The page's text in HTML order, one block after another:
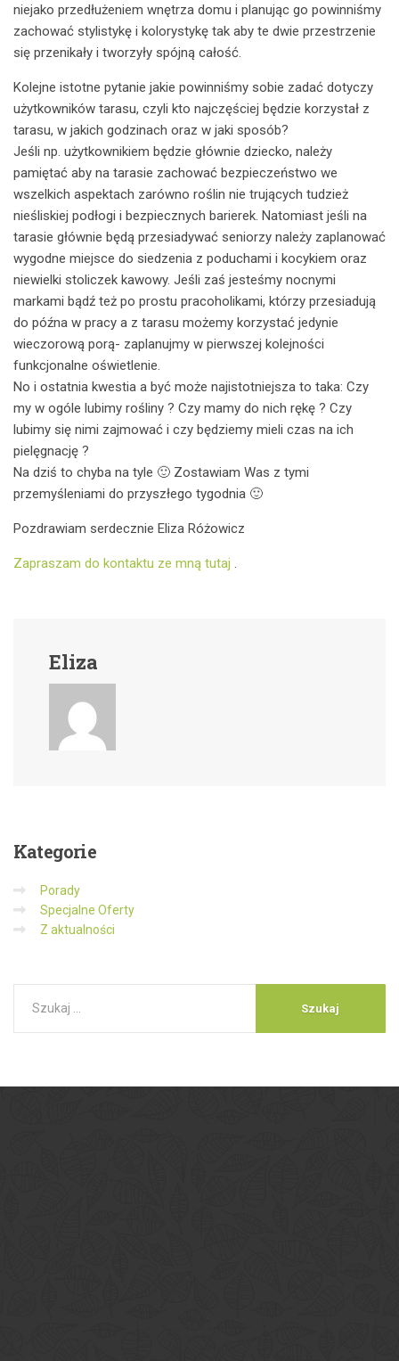
niejako przedłużeniem wnętrza domu i planując go powinniśmy
zachować stylistykę i kolorystykę tak aby te dwie przestrzenie
się przenikały i tworzyły spójną całość.
Kolejne istotne pytanie jakie powinniśmy sobie zadać dotyczy
użytkowników tarasu, czyli kto najczęściej będzie korzystał z
tarasu, w jakich godzinach oraz w jaki sposób?
Jeśli np. użytkownikiem będzie głównie dziecko, należy
pamiętać aby na tarasie zachować bezpieczeństwo we
wszelkich aspektach zarówno roślin nie trujących tudzież
nieśliskiej podłogi i bezpiecznych barierek. Natomiast jeśli na
tarasie głównie będą przesiadywać seniorzy należy zaplanować
wygodne miejsce do siedzenia z poduchami i kocykiem oraz
niewielki stoliczek kawowy. Jeśli zaś jesteśmy nocnymi
markami bądź też po prostu pracoholikami, którzy przesiadują
do późna w pracy a z tarasu możemy korzystać jedynie
wieczorową porą- zaplanujmy w pierwszej kolejności
funkcjonalne oświetlenie.
No i ostatnia kwestia a być może najistotniejsza to taka: Czy
my w ogóle lubimy rośliny ? Czy mamy do nich rękę ? Czy
lubimy się nimi zajmować i czy będziemy mieli czas na ich
pielęgnację ?
Na dziś to chyba na tyle 🙂 Zostawiam Was z tymi
przemyśleniami do przyszłego tygodnia 🙂
Pozdrawiam serdecznie Eliza Różowicz
Zapraszam do kontaktu ze mną tutaj
Eliza
Kategorie
Porady
Specjalne Oferty
Z aktualności